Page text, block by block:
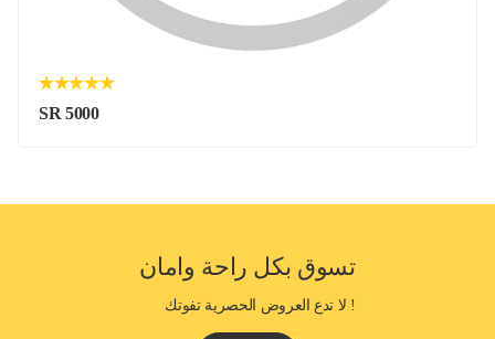
SR 5000
تسوق بكل راحة وامان
! لا تدع العروض الحصرية تفوتك